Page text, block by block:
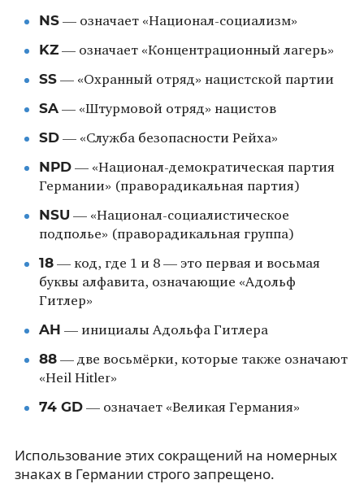
NS— означает «Национал-социализм»
KZ— означает «Концентрационный лагерь»
SS— «Охранный отряд» нацистской партии
SA— «Штурмовой отряд» нацистов
SD— «Служба безопасности Рейха»
NPD— «Национал-демократическая партия
Германии» (праворадикальная партия)
NSU — «Национал-социалистическое
подполье» (праворадикальная группа)
18— код, где 1 и 8 — это первая и восьмая
буквы алфавита, означающие «Адольф
Гитлер»
AH — инициалы Адольфа Гитлера
88— две восьмёрки, которые также означают
«Heil Hitler»
74 GD— означает «Великая Германия»
Использование этих сокращений на номерных
знаках в Германии строго запрещено.